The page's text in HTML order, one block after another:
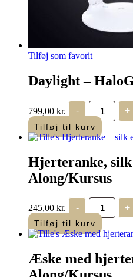
Tilføj som favorit
Daylight –
799,00 kr. -
Daylight
-
HaloGo
2
antal
+
Tilføj til kurv
Hjerteranke,
Along/Kursus
245,00 kr. -
silk
edition
-
Stitch
antal
+
Tilføj til kurv
Æske med